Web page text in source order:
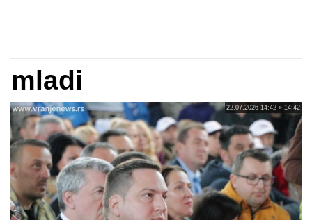
mladi
22.07.2026 14:42 » 14:42